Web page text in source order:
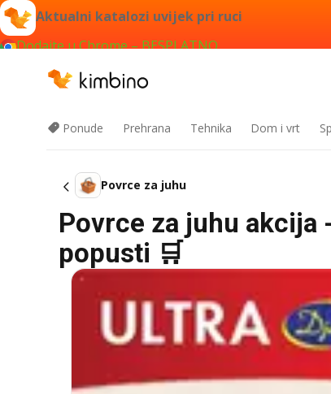
Aktualni katalozi uvijek pri ruci
Dodajte u Chrome – BESPLATNO
Ponude Prehrana Tehnika Dom i vrt
Povrce za juhu
Povrce za juhu
popusti 🛒